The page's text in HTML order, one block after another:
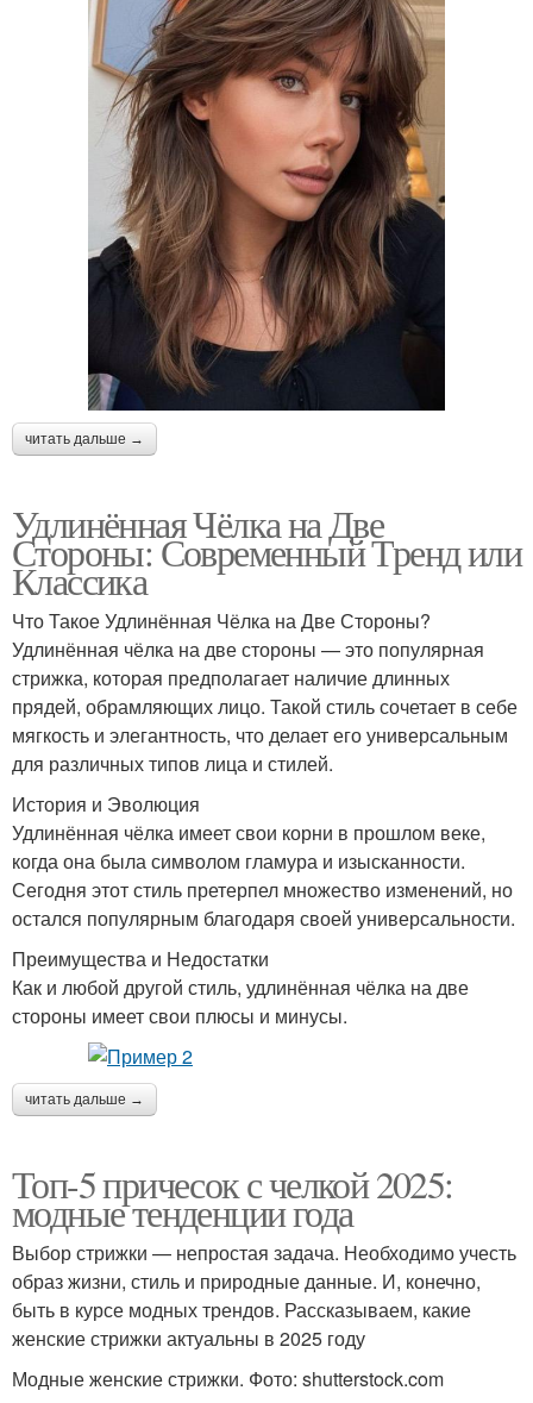
читать дальше →
Удлинённая Чёлка на Две
Стороны: Современный Тренд или
Классика
Что Такое Удлинённая Чёлка на Две Стороны?
Удлинённая чёлка на две стороны — это популярная
стрижка, которая предполагает наличие длинных
прядей, обрамляющих лицо. Такой стиль сочетает в себе
мягкость и элегантность, что делает его универсальным
для различных типов лица и стилей.
История и Эволюция
Удлинённая чёлка имеет свои корни в прошлом веке,
когда она была символом гламура и изысканности.
Сегодня этот стиль претерпел множество изменений, но
остался популярным благодаря своей универсальности.
Преимущества и Недостатки
Как и любой другой стиль, удлинённая чёлка на две
стороны имеет свои плюсы и минусы.
читать дальше →
Топ-5 причесок с челкой 2025:
модные тенденции года
Выбор стрижки — непростая задача. Необходимо учесть
образ жизни, стиль и природные данные. И, конечно,
быть в курсе модных трендов. Рассказываем, какие
женские стрижки актуальны в 2025 году
Модные женские стрижки. Фото: shutterstock.com